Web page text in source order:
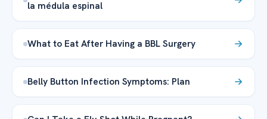
la médula espinal
What to Eat After Having a BBL Surgery
Belly Button Infection Symptoms: Plan